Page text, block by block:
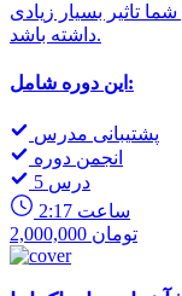
تاثیر بسیار زیادی
داشته باشد.
این دوره شامل:
پشتیبانی مدرس
انجمن دوره
5 درس
2:17 ساعت
2,000,000 تومان